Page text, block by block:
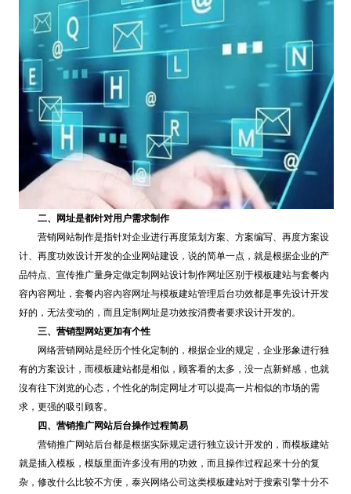
二、网址是都针对用户需求制作
营销网站制作是指针对企业进行再度策划方案、方案编写、再度方案设
计、再度功效设计开发的企业网站建设，说的简单一点，就是根据企业的产
品特点、宣传推广量身定做定制网站设计制作网址区别于模板建站与套餐内
容內容网址，套餐内容內容网址与模板建站管理后台功效都是事先设计开发
好的，无法变动的，而且定制网址是功效按消费者要求设计开发的。
三、营销型网站更加有个性
网络营销网站是经历个性化定制的，根据企业的规定，企业形象进行独
有的方案设计，而模板建站都是相似，顾客看的太多，没一点新鲜感，也就
沒有往下浏览的心态，个性化的制定网址才可以提高一片相似的市场的需
求，更强的吸引顾客。
四、营销推广网站后台操作过程简易
营销推广网站后台都是根据实际规定进行独立设计开发的，而模板建站
就是插入模板，模版里面许多没有用的功效，而且操作过程起來十分的复
杂，修改什么比较不方便，泰兴网络公司这类模板建站对于搜索引擎十分不